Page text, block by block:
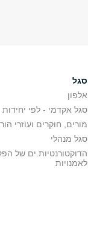
סגל
אלפון
סגל אקדמי - לפי יחידות
מורים, חוקרים ועוזרי
סגל מנהלי
הדוקטורנטיות.ים של
לאמנויות